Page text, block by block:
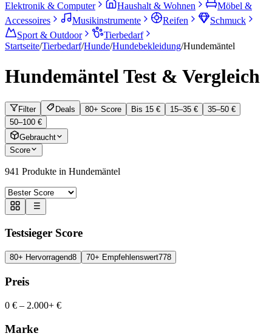
Elektronik & Computer
Haushalt & Wohnen
Möbel &
Accessoires
Musikinstrumente Reifen
Schmuck
Sport & Outdoor
Tierbedarf
Startseite/Tierbedarf/Hunde/Hundebekleidung/Hundemäntel
Hundemäntel Test & Vergleich
Filter Deals 80+ Score Bis 15 € 15–35 €
35–50 €
50–100 €
Gebraucht
Score
941 Produkte in Hundemäntel
Testsieger Score
80+ Hervorragend8 70+ Empfehlenswert778
Preis
0 € – 2.000+ €
Marke